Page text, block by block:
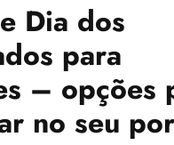
Dia dos
para
– opções
no seu